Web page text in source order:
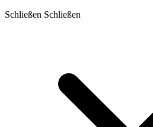
Schließen Schließen